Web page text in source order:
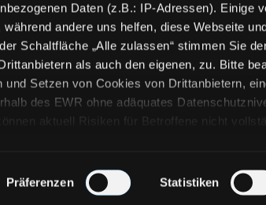
Daten (z.B.: IP-Adressen). Einige
andere uns helfen, diese Webseite
Schaltfläche „Alle zulassen“ stimmen Sie
als auch den eigenen, zu. Bitte
und Setzen von Cookies von Drittanbietern,
des EWR ohne adäquates
aktuell Risiken für Betroffene nicht
Erklärungen zu den verschiedenen Kategorien
können Sie über unsere „Cookie-
Präferenzen Statistiken